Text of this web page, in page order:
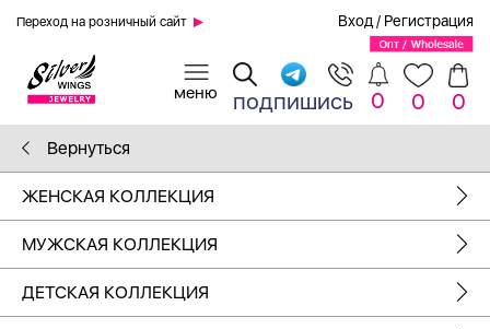
Переход на розничный сайт Вход / Регистрация
подпишись 0 0 0
Вернуться
ЖЕНСКАЯ КОЛЛЕКЦИЯ
МУЖСКАЯ КОЛЛЕКЦИЯ
ДЕТСКАЯ КОЛЛЕКЦИЯ